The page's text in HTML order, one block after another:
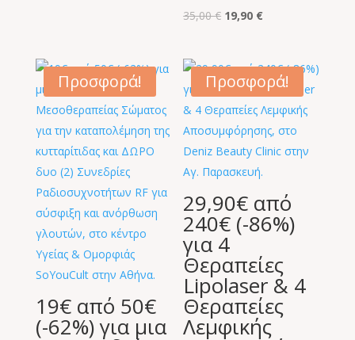
35,00€ Original
35,00 €.
19,90 €
είναι:
19,90 €.
Προσφορά!
19€ από 50€
(-62%) για μια
Προσφορά!
29,90€ από
240€ (-86%)
για 4
Θεραπείες
Lipolaser & 4
Θεραπείες
Λεμφικής